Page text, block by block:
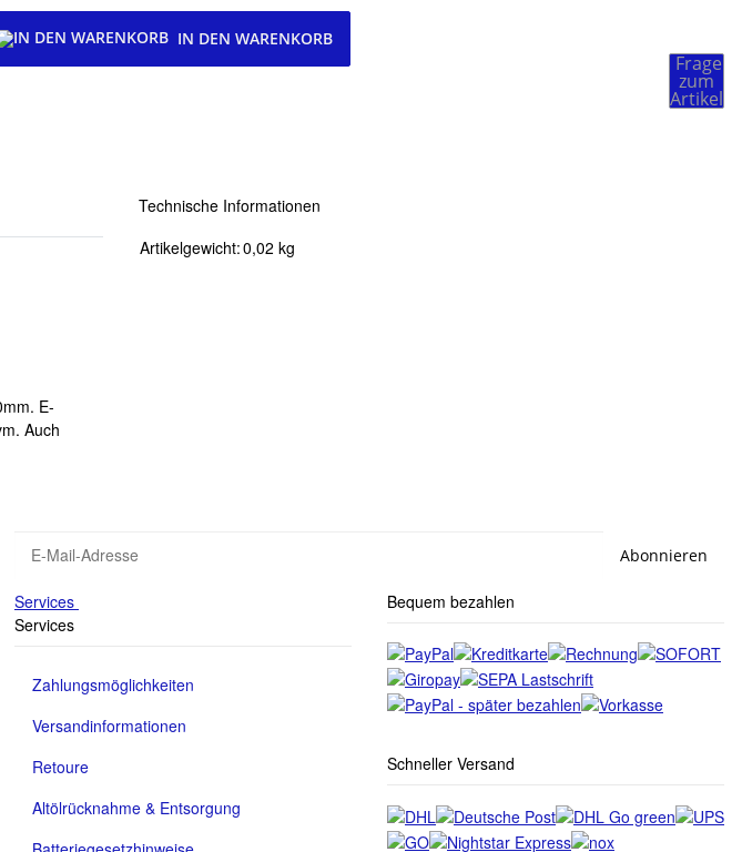
IN DEN WARENKORB
Frage
zum
Artikel
E-
Auch
Technische Informationen
Artikelgewicht:0,02 kg
Abonnieren
Services
Services
Zahlungsmöglichkeiten
Versandinformationen
Retoure
Altölrücknahme & Entsorgung
Bequem bezahlen
Schneller Versand